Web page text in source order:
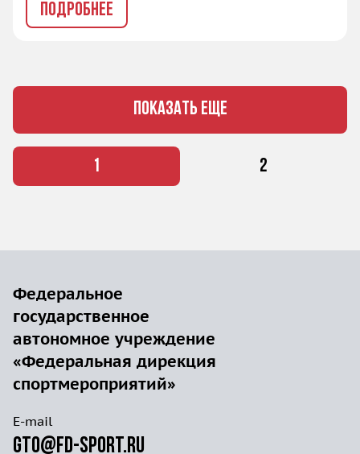
ПОДРОБНЕЕ
ПОКАЗАТЬ ЕЩЕ
1 2
Федеральное
государственное
автономное учреждение
«Федеральная дирекция
спортмероприятий»
E-mail
gto@fd-sport.ru